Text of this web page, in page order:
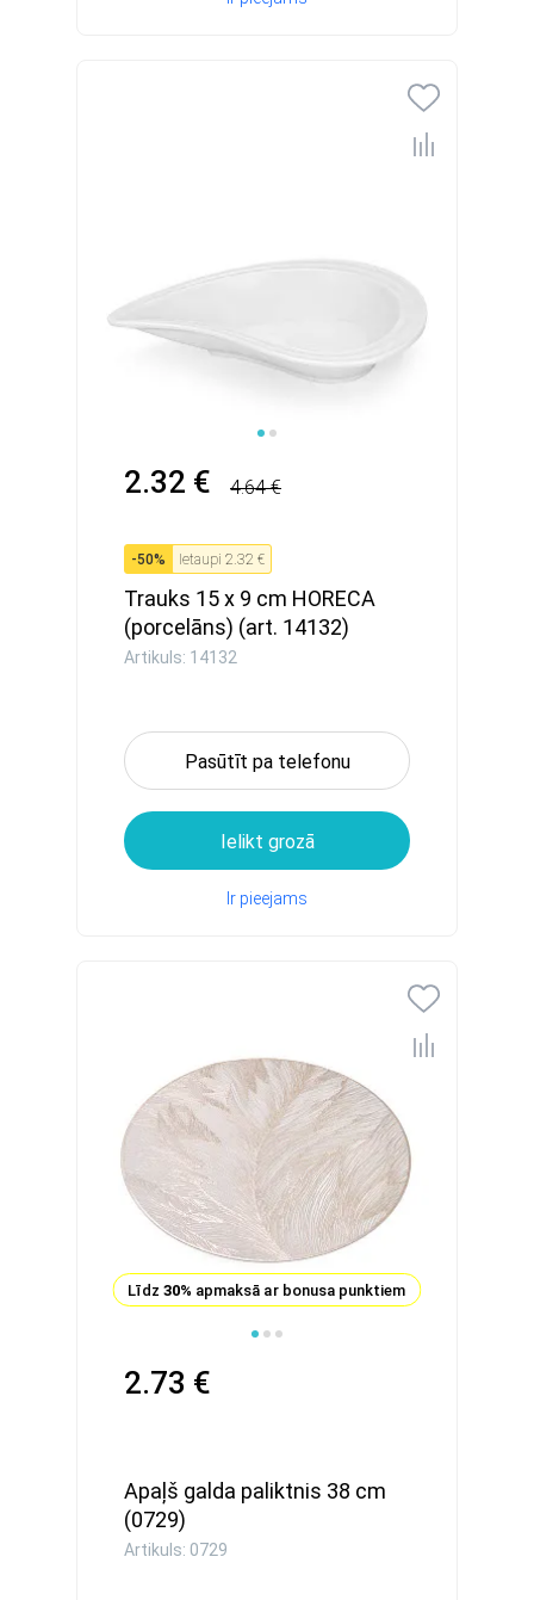
2.32 € 4.64 €
-50% Ietaupi 2.32 €
Trauks 15 x 9 cm HORECA
(porcelāns) (art. 14132)
Artikuls: 14132
Pasūtīt pa telefonu
Ielikt grozā
Ir pieejams
Līdz 30% apmaksā ar bonusa punktiem
2.73 €
Apaļš galda paliktnis 38 cm
(0729)
Artikuls: 0729